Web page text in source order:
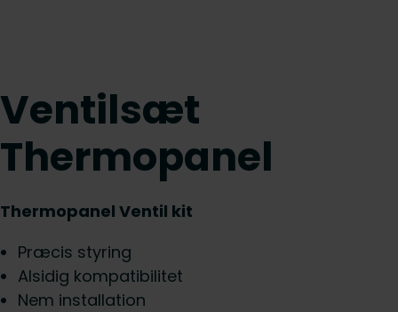
Ventilsæt
Thermopanel
Thermopanel Ventil kit
Præcis styring
Alsidig kompatibilitet
Nem installation